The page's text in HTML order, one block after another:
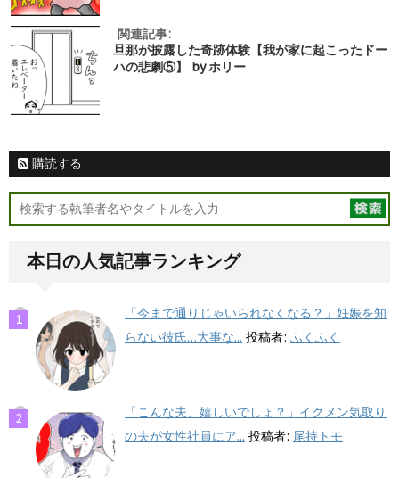
関連記事:
旦那が披露した奇跡体験【我が家に起こったドー
ハの悲劇⑤】 by ホリー
購読する
本日の人気記事ランキング
「今まで通りじゃいられなくなる？」妊娠を知
らない彼氏…大事な... 投稿者: ふくふく
「こんな夫、嬉しいでしょ？」イクメン気取り
の夫が女性社員にア... 投稿者: 尾持トモ